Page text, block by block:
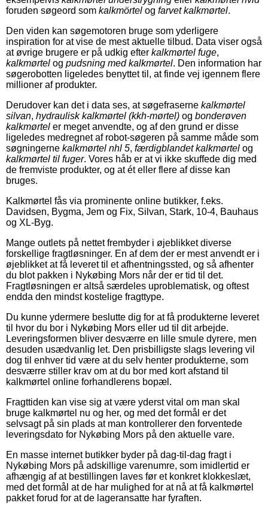
foruden søgeord som kalkmörtel og farvet kalkmørtel.
Den viden kan søgemotoren bruge som yderligere
inspiration for at vise de mest aktuelle tilbud. Data viser også
at øvrige brugere er på udkig efter kalkmørtel fuge,
kalkmørtel og pudsning med kalkmørtel. Den information har
søgerobotten ligeledes benyttet til, at finde vej igennem flere
millioner af produkter.
Derudover kan det i data ses, at søgefraserne kalkmørtel
silvan, hydraulisk kalkmørtel (kkh-mørtel) og bonderøven
kalkmørtel er meget anvendte, og af den grund er disse
ligeledes medregnet af robot-søgeren på samme måde som
søgningerne kalkmørtel nhl 5, færdigblandet kalkmørtel og
kalkmørtel til fuger. Vores håb er at vi ikke skuffede dig med
de fremviste produkter, og at ét eller flere af disse kan
bruges.
Kalkmørtel fås via prominente online butikker, f.eks.
Davidsen, Bygma, Jem og Fix, Silvan, Stark, 10-4, Bauhaus
og XL-Byg.
Mange outlets på nettet frembyder i øjeblikket diverse
forskellige fragtløsninger. En af dem der er mest anvendt er i
øjeblikket at få leveret til et afhentningssted, og så afhenter
du blot pakken i Nykøbing Mors når der er tid til det.
Fragtløsningen er altså særdeles uproblematisk, og oftest
endda den mindst kostelige fragttype.
Du kunne ydermere beslutte dig for at få produkterne leveret
til hvor du bor i Nykøbing Mors eller ud til dit arbejde.
Leveringsformen bliver desværre en lille smule dyrere, men
desuden usædvanlig let. Den prisbilligste slags levering vil
dog til enhver tid være at du selv henter produkterne, som
desværre stiller krav om at du bor med kort afstand til
kalkmørtel online forhandlerens bopæl.
Fragttiden kan vise sig at være yderst vital om man skal
bruge kalkmørtel nu og her, og med det formål er det
selvsagt på sin plads at man kontrollerer den forventede
leveringsdato for Nykøbing Mors på den aktuelle vare.
En masse internet butikker byder på dag-til-dag fragt i
Nykøbing Mors på adskillige varenumre, som imidlertid er
afhængig af at bestillingen laves før et konkret klokkeslæt,
med det formål at de har mulighed for at nå at få kalkmørtel
pakket forud for at de lageransatte har fyraften.